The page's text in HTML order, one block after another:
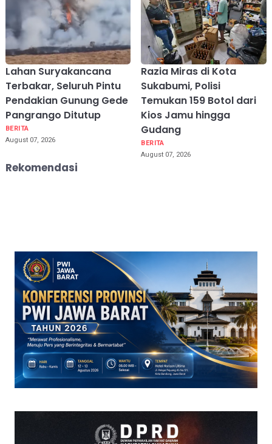
Lahan Suryakancana
Terbakar, Seluruh Pintu
Pendakian Gunung Gede
Pangrango Ditutup
BERITA
August 07, 2026
Razia Miras di Kota
Sukabumi, Polisi
Temukan 159 Botol dari
Kios Jamu hingga
Gudang
BERITA
August 07, 2026
Rekomendasi